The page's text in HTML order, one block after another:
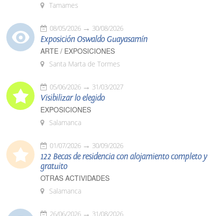
Tamames
08/05/2026 30/08/2026
Exposición Oswaldo Guayasamín
ARTE / EXPOSICIONES
Santa Marta de Tormes
05/06/2026 31/03/2027
Visibilizar lo elegido
EXPOSICIONES
Salamanca
01/07/2026 30/09/2026
122 Becas de residencia con alojamiento completo y
gratuito
OTRAS ACTIVIDADES
Salamanca
26/06/2026 31/08/2026